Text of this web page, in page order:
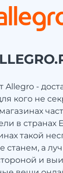
Allegro -
кого не
в странах
такой
станем, а
и